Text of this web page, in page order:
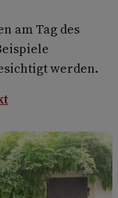
am Tag des
werden.